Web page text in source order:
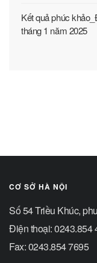
Kết quả phúc
tháng 1 năm 2025
CƠ SỞ HÀ NỘI
Số 54 Triều Khúc,
Điện thoại: 0243.854
Fax: 0243.854 7695